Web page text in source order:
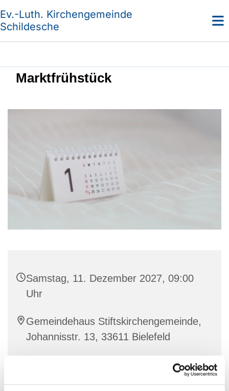
Ev.-Luth. Kirchengemeinde
Schildesche
Marktfrühstück
Samstag, 11. Dezember 2027, 09:00
Uhr
Gemeindehaus Stiftskirchengemeinde,
Johannisstr. 13, 33611 Bielefeld